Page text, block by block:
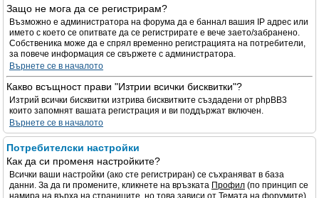
Защо не мога да се регистрирам?
Възможно е администратора на форума да е баннал вашия IP адрес или
името с което се опитвате да се регистрирате е вече заето/забранено.
Собственика може да е спрял временно регистрацията на потребители,
за повече информация се свържете с администратора.
Върнете се в началото
Какво всъщност прави "Изтрии всички бисквитки"?
Изтрий всички бисквитки изтрива бисквитките създадени от phpBB3
които запомнят вашата регистрация и ви поддържат включен.
Върнете се в началото
Потребителски настройки
Как да си променя настройките?
Всички ваши настройки (ако сте регистриран) се съхраняват в база
данни. За да ги промените, кликнете на връзката Профил (по принцип се
намира на върха на страниците, но това зависи от Темата на форумите).